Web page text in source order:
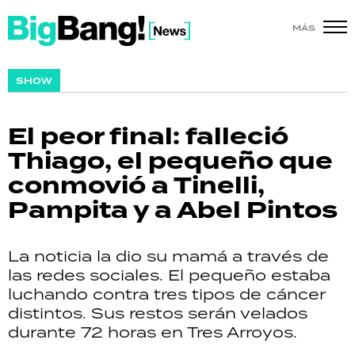
MÁS
SHOW
El peor final: falleció
Thiago, el pequeño que
conmovió a Tinelli,
Pampita y a Abel Pintos
La noticia la dio su mamá a través de
las redes sociales. El pequeño estaba
luchando contra tres tipos de cáncer
distintos. Sus restos serán velados
durante 72 horas en Tres Arroyos.
SHOW
ACTUALIDAD
POLICIALES
ECONOMÍA
GRAN HERMANO
SALUD
DEPORTES